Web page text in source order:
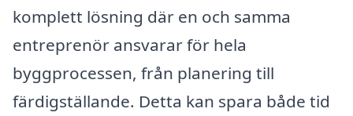
komplett lösning där en och samma
entreprenör ansvarar för hela
byggprocessen, från planering till
färdigställande. Detta kan spara både tid